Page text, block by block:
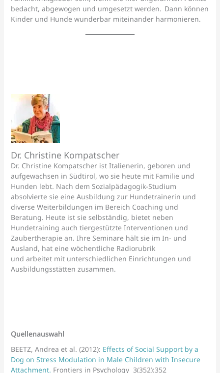
bedacht, abgewogen und umgesetzt werden. Dann können
Kinder und Hunde wunderbar miteinander harmonieren.
Dr. Christine Kompatscher
Dr. Christine Kompatscher ist Italienerin, geboren und
aufgewachsen in Südtirol, wo sie heute mit Familie und
Hunden lebt. Nach dem Sozialpädagogik-Studium
absolvierte sie eine Ausbildung zur Hundetrainerin und
diverse Weiterbildungen im Bereich Coaching und
Beratung. Heute ist sie selbständig, bietet neben
Hundetraining auch tiergestützte Interventionen und
Zaubertherapie an. Ihre Seminare hält sie im In- und
Ausland, hat eine wöchentliche Radiorubrik
und arbeitet mit unterschiedlichen Einrichtungen und
Ausbildungsstätten zusammen.
Quellenauswahl
BEETZ, Andrea et al. (2012): Effects of Social Support by a
Dog on Stress Modulation in Male Children with Insecure
Attachment. Frontiers in Psychology 3(352):352